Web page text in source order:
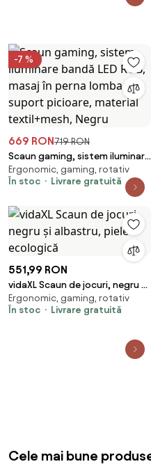
-7 %
669 RON719 RON
Scaun gaming, sistem iluminare
bandă LED RGB, masaj în perna
lombară, suport picioare,
material textil+mesh, Negru
Ergonomic, gaming, rotativ
În stoc
Livrare gratuită
551,99 RON
vidaXL Scaun de jocuri, negru și
albastru, piele ecologică
Ergonomic, gaming, rotativ
În stoc
Livrare gratuită
Cele mai bune